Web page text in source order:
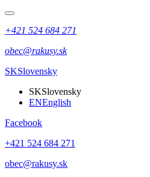
+421 524 684 271
obec@rakusy.sk
SKSlovensky
SKSlovensky
ENEnglish
Facebook
+421 524 684 271
obec@rakusy.sk